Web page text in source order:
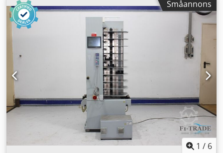
kontroller Stopp / Pappersstopp Dcodpfx Aev Anqkjgrok
Dubbelarks- och tomarksövervakning Förinställd räknare -
Fullfångande utmatningsfack Manualer Online
videoinspektion via WhatsApp - MS Zoom - Telegram Finns
på lager i Emskirchen/Nürnberg - Omedelbart tillgänglig -
Kan testas
Småannons
1 / 6